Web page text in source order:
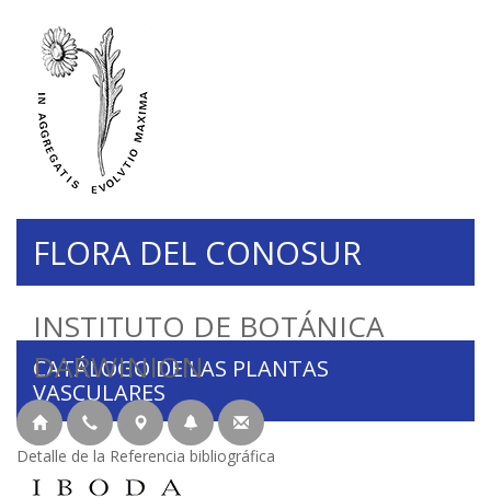
INSTITUTO DE BOTÁNICA
DARWINION
FLORA DEL CONOSUR
CATÁLOGO DE LAS PLANTAS
VASCULARES
Detalle de la Referencia bibliográfica